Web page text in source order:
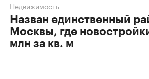
Назван единственный
Москвы, где
млн за кв. м
Недвижимость